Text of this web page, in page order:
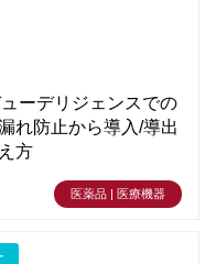
ーデリジェンスでの
れ防止から導入/導出
方
医薬品 | 医療機器